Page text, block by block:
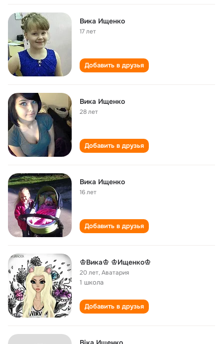
Вика Ищенко
17 лет
Добавить в друзья
Вика Ищенко
28 лет
Добавить в друзья
Вика Ищенко
16 лет
Добавить в друзья
♔Вика♔ ♔Ищенко♔
20 лет,Аватария
1 школа
Добавить в друзья